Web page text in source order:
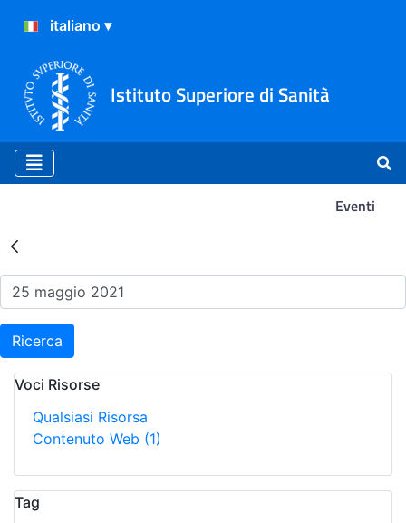
Istituto Superiore di Sanità
Eventi
Risultati della Ricerca -
Ricerca
Voci Risorse
Qualsiasi Risorsa
Contenuto Web (1)
Tag